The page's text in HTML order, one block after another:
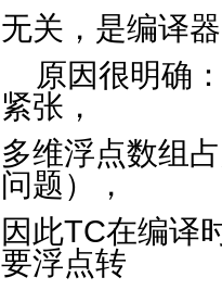
无关，是编译
原因很明确
紧张，
多维浮点数组
问题），
因此TC在编译
要浮点转